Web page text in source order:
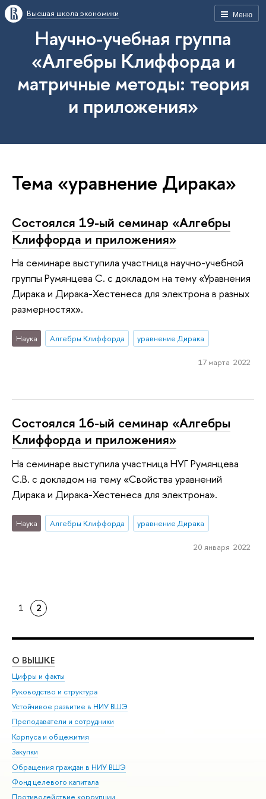
Меню
Высшая школа экономики
Научно-учебная группа
«Алгебры Клиффорда и
матричные методы: теория
и приложения»
Тема «уравнение Дирака»
Состоялся 19-ый семинар «Алгебры
Клиффорда и приложения»
На семинаре выступила участница научно-учебной
группы Румянцева С. с докладом на тему «Уравнения
Дирака и Дирака-Хестенеса для электрона в разных
размерностях».
Наука Алгебры Клиффорда уравнение Дирака
17 марта 2022
Состоялся 16-ый семинар «Алгебры
Клиффорда и приложения»
На семинаре выступила участница НУГ Румянцева
С.В. с докладом на тему «Свойства уравнений
Дирака и Дирака-Хестенеса для электрона».
Наука Алгебры Клиффорда уравнение Дирака
20 января 2022
1 2
О ВЫШКЕ
Цифры и факты
Руководство и структура
Устойчивое развитие в НИУ ВШЭ
Преподаватели и сотрудники
Корпуса и общежития
Закупки
Обращения граждан в НИУ ВШЭ
Фонд целевого капитала